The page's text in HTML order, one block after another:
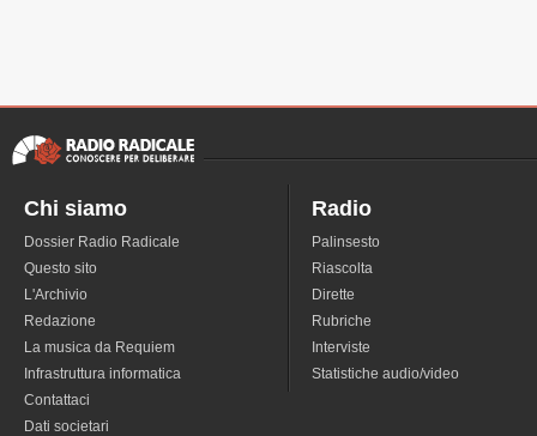
Chi siamo
Dossier Radio Radicale
Questo sito
L'Archivio
Redazione
La musica da Requiem
Infrastruttura informatica
Contattaci
Dati societari
Radio
Palinsesto
Riascolta
Dirette
Rubriche
Interviste
Statistiche audio/video